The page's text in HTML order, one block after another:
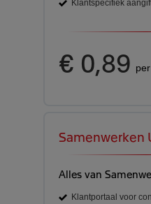
Klantspecifiek
€ 0,89
Samenwerken
Alles van
Klantportaal voor